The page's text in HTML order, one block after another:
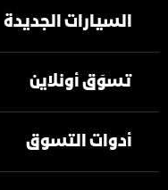
السيارات الجديدة
تسوَق أونلاين
أدوات التسوق